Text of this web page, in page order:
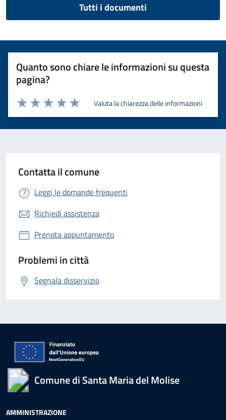
Tutti i documenti
Quanto sono chiare le informazioni su questa
pagina?
Valuta la chiarezza delle informazioni
Valuta 5 stelle su 5
Valuta 4 stelle su 5
Valuta 3 stelle su 5
Valuta 2 stelle su 5
Valuta 1 stelle su 5
Contatta il comune
Leggi le domande frequenti
Richiedi assistenza
Prenota appuntamento
Problemi in città
Segnala disservizio
Comune di Santa Maria del Molise
AMMINISTRAZIONE